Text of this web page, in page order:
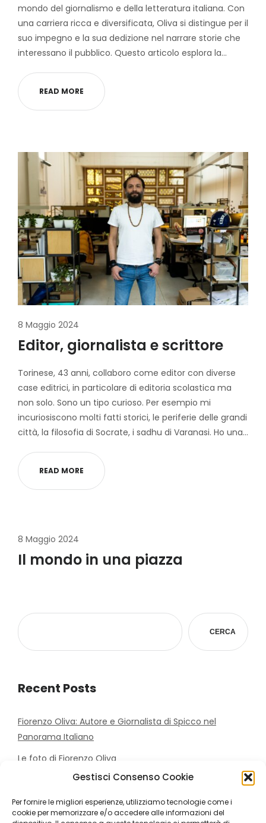
Gestisci Consenso Cookie
Per fornire le migliori esperienze, utilizziamo tecnologie come i
cookie per memorizzare e/o accedere alle informazioni del
mondo del giornalismo e della letteratura italiana. Con
una carriera ricca e diversificata, Oliva si distingue per il
suo impegno e la sua dedizione nel narrare storie che
interessano il pubblico. Questo articolo esplora la…
READ MORE
8 Maggio 2024
Editor, giornalista e scrittore
Torinese, 43 anni, collaboro come editor con diverse
case editrici, in particolare di editoria scolastica ma
non solo. Sono un tipo curioso. Per esempio mi
incuriosiscono molti fatti storici, le periferie delle grandi
città, la filosofia di Socrate, i sadhu di Varanasi. Ho una…
READ MORE
8 Maggio 2024
Il mondo in una piazza
CERCA
Recent Posts
Fiorenzo Oliva: Autore e Giornalista di Spicco nel
Panorama Italiano
Le foto di Fiorenzo Oliva
Editor, giornalista e scrittore
Il mondo in una piazza